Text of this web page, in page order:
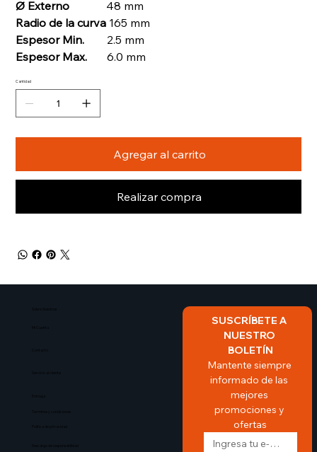
Ø Externo 48 mm
Radio de la curva 165 mm
Espesor Min. 2.5 mm
Espesor Max.6.0 mm
Cantidad
Agregar al carrito
Realizar compra
Mi Cuenta
Contacto
Entrega
Politica de privacidad
SUSCRÍBETE A
NUESTRO
BOLETÍN
Mantente siempre
informado de las
mejores
promociones y
ofertas